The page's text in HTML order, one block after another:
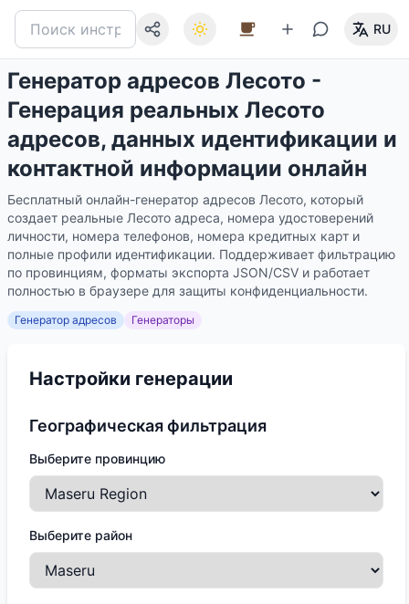
RU
Генератор адресов Лесото -
Генерация реальных Лесото
адресов, данных идентификации и
контактной информации онлайн
Бесплатный онлайн-генератор адресов Лесото, который
создает реальные Лесото адреса, номера удостоверений
личности, номера телефонов, номера кредитных карт и
полные профили идентификации. Поддерживает фильтрацию
по провинциям, форматы экспорта JSON/CSV и работает
полностью в браузере для защиты конфиденциальности.
Генератор адресов Генераторы
Настройки генерации
Географическая фильтрация
Выберите провинцию
Выберите район